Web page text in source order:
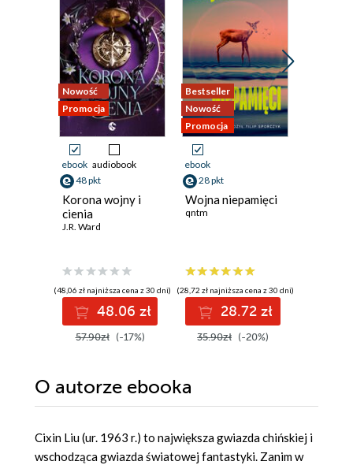
Nowość
Promocja
ebook audiobook
48 pkt
Korona wojny i
cienia
J.R. Ward
(48,06 zł najniższa cena z 30 dni)
48.06 zł
57.90zł (-17%)
Bestseller
Nowość
Promocja
ebook
28 pkt
Wojna niepamięci
qntm
(28,72 zł najniższa cena z 30 dni)
28.72 zł
35.90zł (-20%)
O autorze ebooka
Cixin Liu(ur. 1963 r.) to największa gwiazda chińskiej i
wschodząca gwiazda światowej fantastyki. Zanim w